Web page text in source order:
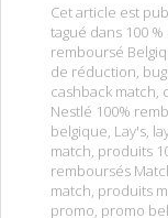
Cet article est
tagué dans 100
remboursé
de réduction,
cashback match,
Nestlé 100%
belgique, Lay's,
match, produits
remboursés
match, produits
promo, promo